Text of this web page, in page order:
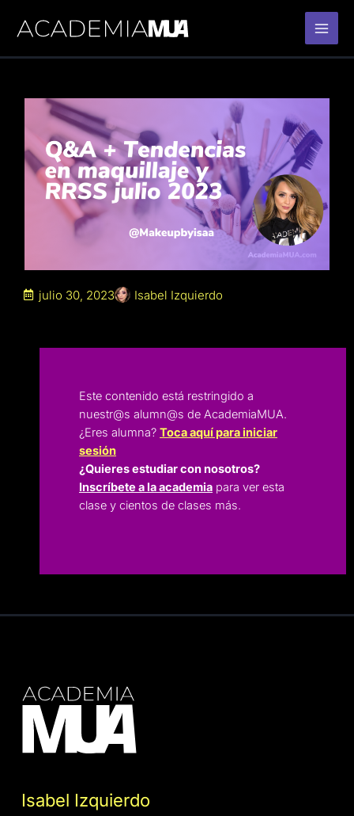
julio 30, 2023 Isabel Izquierdo
Este contenido está restringido a
nuestr@s alumn@s de AcademiaMUA.
¿Eres alumna? Toca aquí para iniciar
sesión
¿Quieres estudiar con nosotros?
Inscríbete a la academia para ver esta
clase y cientos de clases más.
Isabel Izquierdo